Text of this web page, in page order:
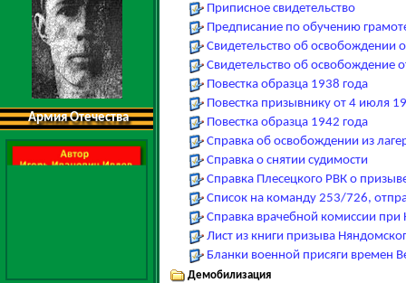
Армия Отечества
Приписное свидетельство
Предписание по обучению
Свидетельство об освобождении
Свидетельство об освобождение
Повестка образца 1938 года
Повестка призывнику от 4 июля
Повестка образца 1942 года
Справка об освобождении из
Справка о снятии судимости
Справка Плесецкого РВК о
Список на команду 253/726,
Справка врачебной комиссии при
Лист из книги призыва
Бланки военной присяги времен
Демобилизация